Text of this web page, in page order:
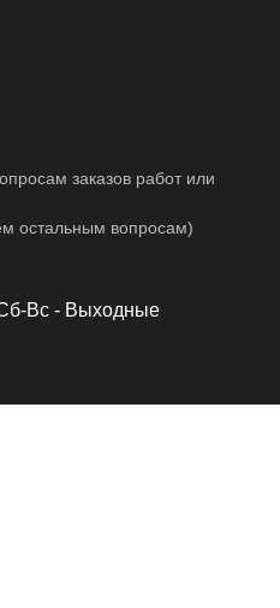
заказов работ или
остальным вопросам)
Вс - Выходные